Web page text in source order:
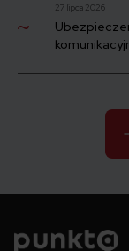
27 lipca 2026